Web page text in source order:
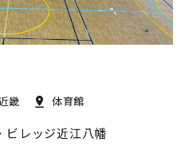
畿 体育館
ビレッジ近江八幡